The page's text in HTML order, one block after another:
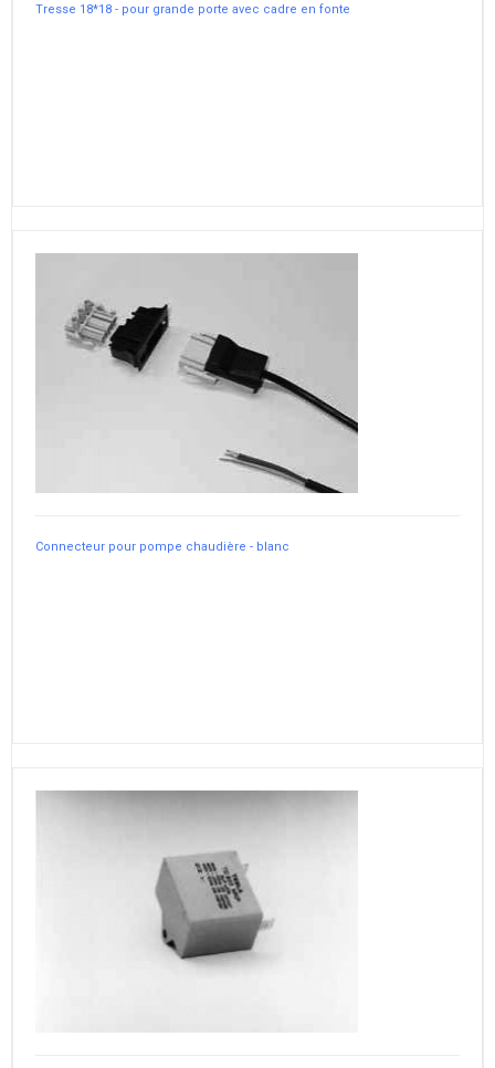
Tresse 18*18 - pour grande porte avec cadre en fonte
Connecteur pour pompe chaudière - blanc